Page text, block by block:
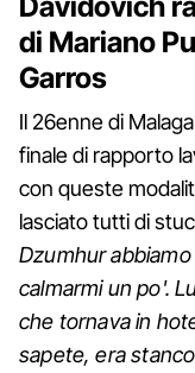
di Mariano
Garros
Il 26enne di
finale di rapporto
con queste
lasciato tutti di
Dzumhur
calmarmi un po'.
che tornava in
sapete, era